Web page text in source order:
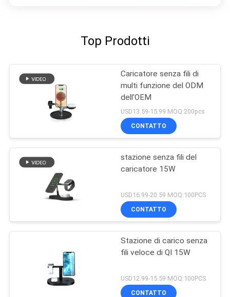
Top Prodotti
Caricatore senza fili di
multi funzione del ODM
dell'OEM
USD13.59-15.99 MOQ:200pcs
CONTATTO
stazione senza fili del
caricatore 15W
USD16.99-20.59 MOQ:100PCS
CONTATTO
Stazione di carico senza
fili veloce di QI 15W
USD12.99-15.59 MOQ:100PCS
CONTATTO